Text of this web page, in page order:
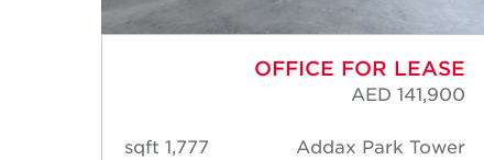
OFFICE FOR LEASE
AED 141,900
Addax Park Tower
1,777 sqft